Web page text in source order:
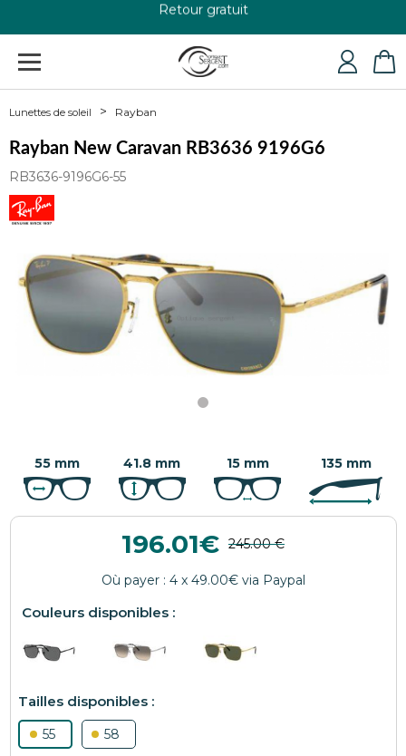
Lunettes de soleil Rayban
Rayban New Caravan RB3636 9196G6
RB3636-9196G6-55
55 mm 41.8 mm 15 mm 135 mm
196.01
55 58